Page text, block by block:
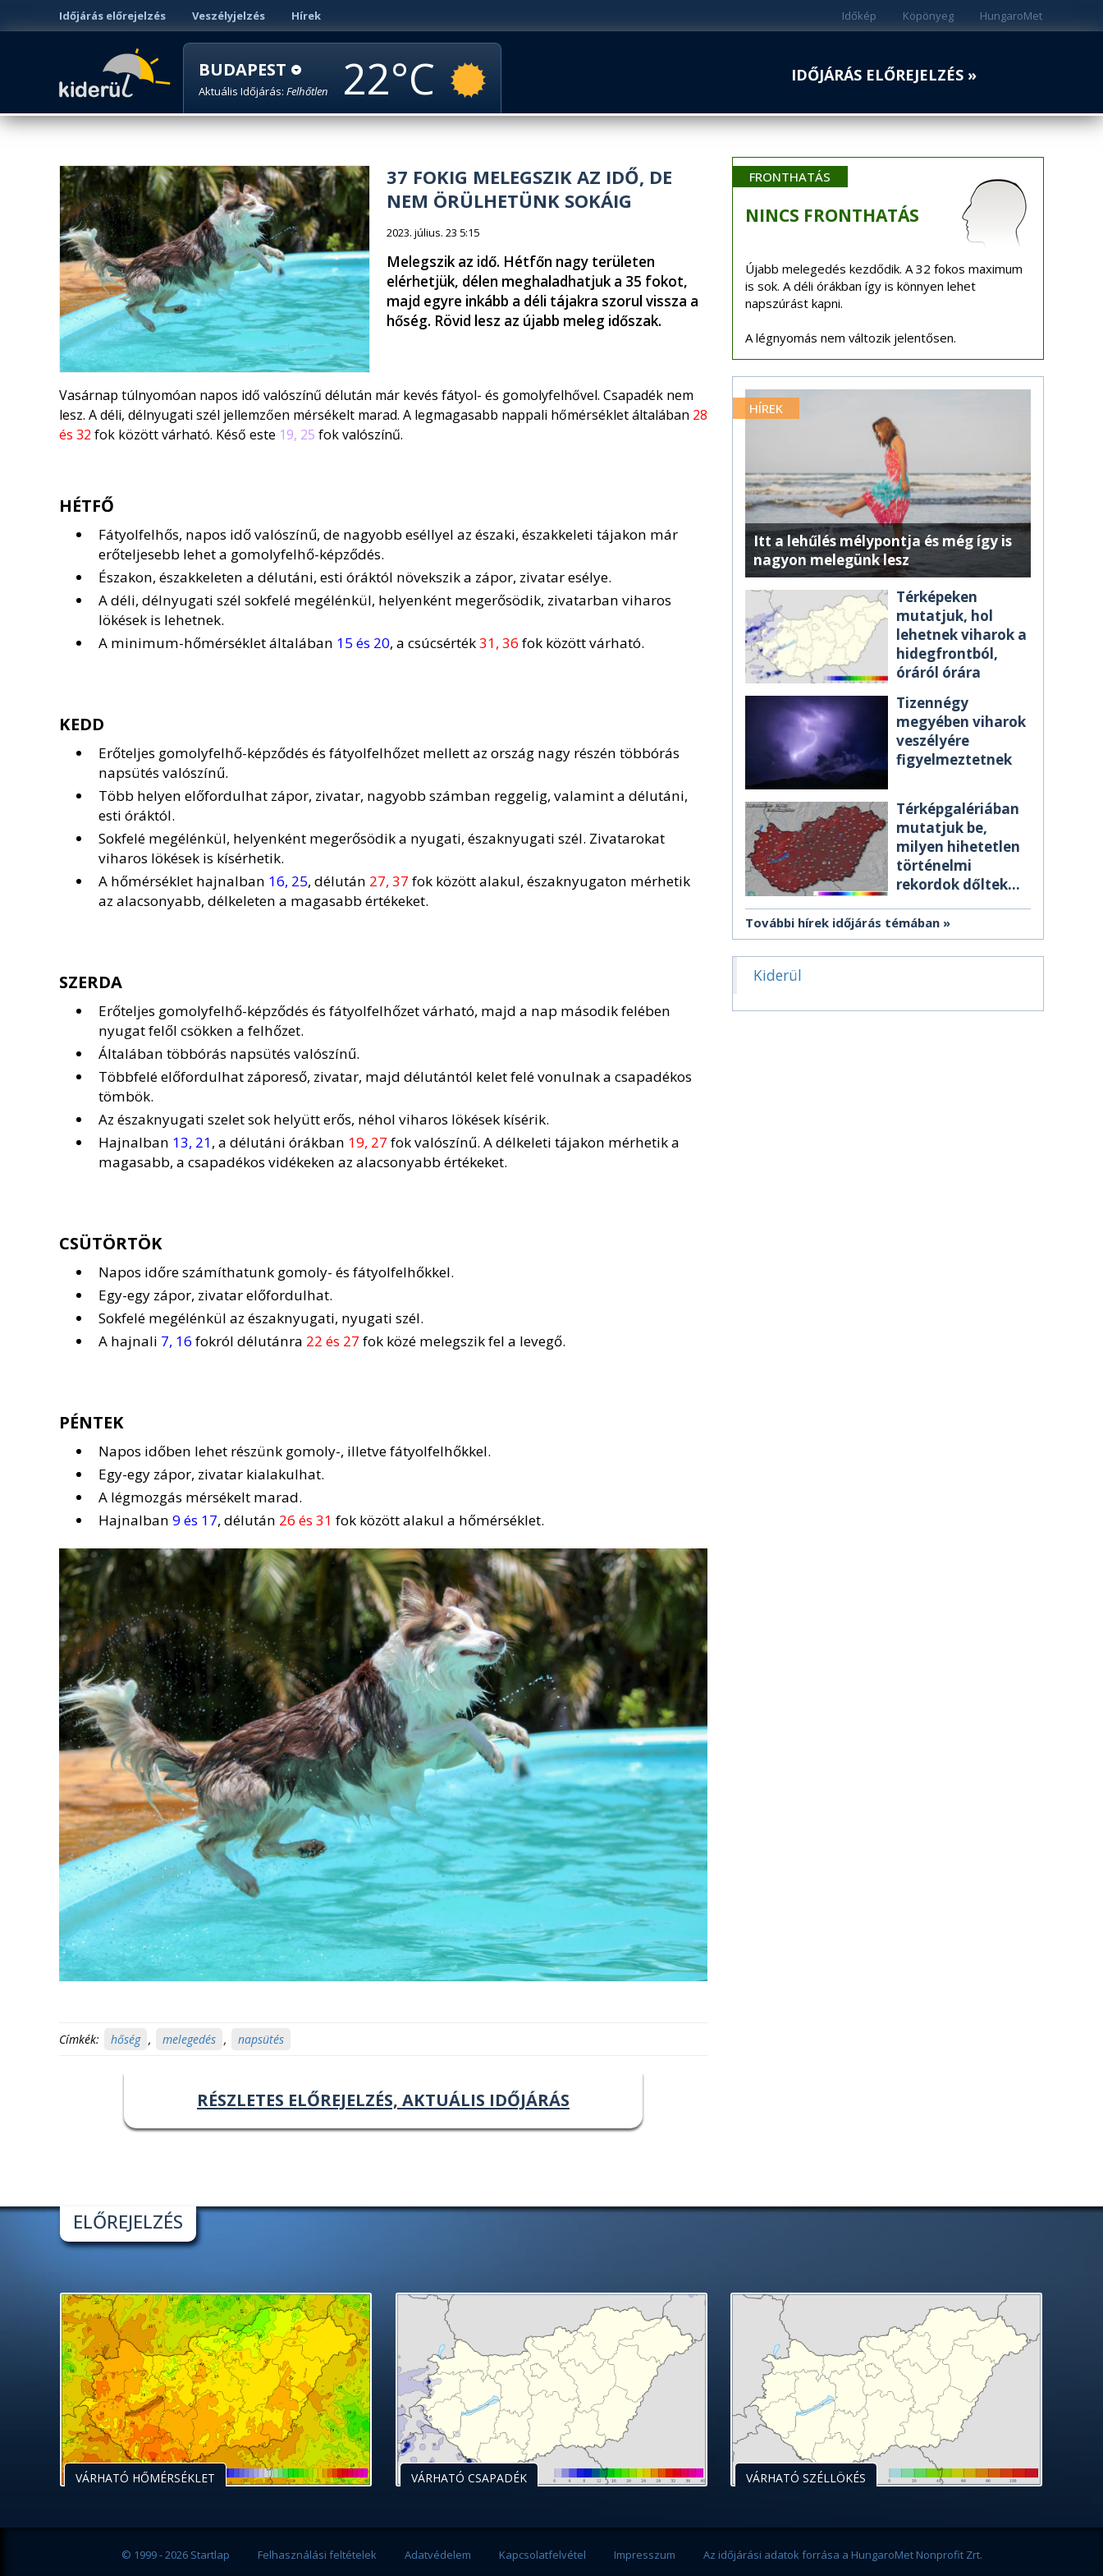
Időjárás előrejelzés Veszélyjelzés Hírek HungaroMet
Köpönyeg
Időkép
BUDAPEST
Aktuális Időjárás: Felhőtlen 22 IDŐJÁRÁS ELŐREJELZÉS »
37 FOKIG MELEGSZIK AZ IDŐ, DE
NEM ÖRÜLHETÜNK SOKÁIG
2023. július. 23 5:15
Melegszik az idő. Hétfőn nagy területen
elérhetjük, délen meghaladhatjuk a 35 fokot,
majd egyre inkább a déli tájakra szorul vissza a
hőség. Rövid lesz az újabb meleg időszak.
Vasárnap túlnyomóan napos idő valószínű délután már kevés fátyol- és gomolyfelhővel. Csapadék nem
lesz. A déli, délnyugati szél jellemzően mérsékelt marad. A legmagasabb nappali hőmérséklet általában 28
és 32 fok között várható. Késő este 19, 25 fok valószínű.
HÉTFŐ
Fátyolfelhős, napos idő valószínű, de nagyobb eséllyel az északi, északkeleti tájakon már
erőteljesebb lehet a gomolyfelhő-képződés.
Északon, északkeleten a délutáni, esti óráktól növekszik a zápor, zivatar esélye.
A déli, délnyugati szél sokfelé megélénkül, helyenként megerősödik, zivatarban viharos
lökések is lehetnek.
A minimum-hőmérséklet általában 15 és 20, a csúcsérték31, 36 fok között várható.
KEDD
Erőteljes gomolyfelhő-képződés és fátyolfelhőzet mellett az ország nagy részén többórás
napsütés valószínű.
Több helyen előfordulhat zápor, zivatar, nagyobb számban reggelig, valamint a délutáni,
esti óráktól.
Sokfelé megélénkül, helyenként megerősödik a nyugati, északnyugati szél. Zivatarokat
viharos lökések is kísérhetik.
A hőmérséklet hajnalban 16, 25, délután 27, 37 fok között alakul, északnyugaton mérhetik
az alacsonyabb, délkeleten a magasabb értékeket.
SZERDA
Erőteljes gomolyfelhő-képződés és fátyolfelhőzet várható, majd a nap második felében
nyugat felől csökken a felhőzet.
Általában többórás napsütés valószínű.
Többfelé előfordulhat záporeső, zivatar, majd délutántól kelet felé vonulnak a csapadékos
tömbök.
Az északnyugati szelet sok helyütt erős, néhol viharos lökések kísérik.
Hajnalban 13, 21, a délutáni órákban 19, 27 fok valószínű. A délkeleti tájakon mérhetik a
magasabb, a csapadékos vidékeken az alacsonyabb értékeket.
CSÜTÖRTÖK
Napos időre számíthatunk gomoly- és fátyolfelhőkkel.
Egy-egy zápor, zivatar előfordulhat.
Sokfelé megélénkül az északnyugati, nyugati szél.
A hajnali 7, 16 fokról délutánra 22 és 27 fok közé melegszik fel a levegő.
PÉNTEK
Napos időben lehet részünk gomoly-, illetve fátyolfelhőkkel.
Egy-egy zápor, zivatar kialakulhat.
A légmozgás mérsékelt marad.
Hajnalban 9 és 17, délután 26 és 31 fok között alakul a hőmérséklet.
Címkék: hőség , melegedés , napsütés
RÉSZLETES ELŐREJELZÉS, AKTUÁLIS IDŐJÁRÁS
FRONTHATÁS
NINCS FRONTHATÁS
Újabb melegedés kezdődik. A 32 fokos maximum
is sok. A déli órákban így is könnyen lehet
napszúrást kapni.
A légnyomás nem változik jelentősen.
HÍREK
Itt a lehűlés mélypontja és még így is
nagyon melegünk lesz
Térképeken
mutatjuk, hol
lehetnek viharok a
hidegfrontból,
óráról órára
Tizennégy
megyében viharok
veszélyére
figyelmeztetnek
Térképgalériában
mutatjuk be,
milyen hihetetlen
történelmi
rekordok dőltek
További hírek időjárás témában
Kiderül
ELŐREJELZÉS
VÁRHATÓ HŐMÉRSÉKLET VÁRHATÓ CSAPADÉK VÁRHATÓ SZÉLLÖKÉS
© 1999 - 2026 Startlap Felhasználási feltételek Adatvédelem Kapcsolatfelvétel Impresszum Az időjárási adatok forrása a HungaroMet Nonprofit Zrt.